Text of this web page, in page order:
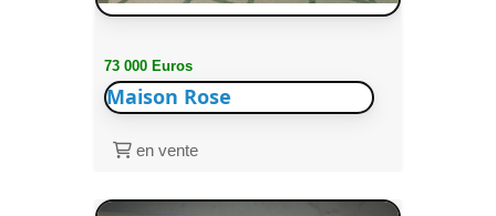
73 000 Euros
Maison Rose
en vente